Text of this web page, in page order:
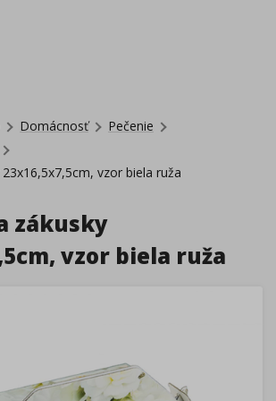
Domácnosť
Pečenie
vzor biela ruža
zákusky
vzor biela ruža